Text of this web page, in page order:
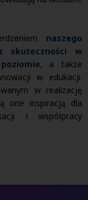
naszego
skuteczności w
, a także
w edukacji.
w realizację
one inspiracją dla
i współpracy